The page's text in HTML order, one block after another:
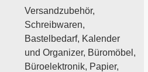
Versandzubehör,
Schreibwaren,
Bastelbedarf, Kalender
und Organizer, Büromöbel,
Büroelektronik, Papier,